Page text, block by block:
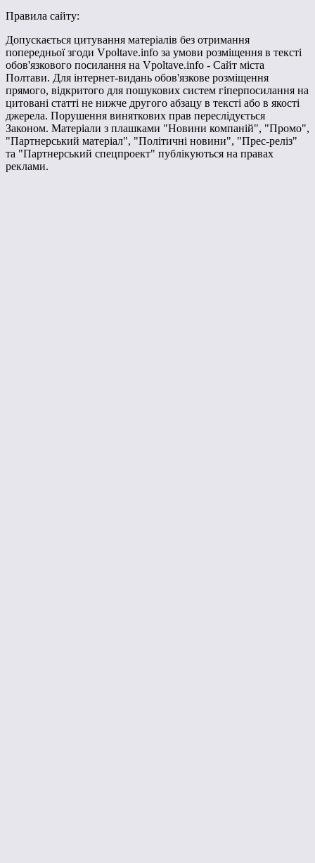
Правила сайту:
Допускається цитування матеріалів без отримання
попередньої згоди Vpoltave.info за умови розміщення в тексті
обов'язкового посилання на Vpoltave.info - Сайт міста
Полтави. Для інтернет-видань обов'язкове розміщення
прямого, відкритого для пошукових систем гіперпосилання на
цитовані статті не нижче другого абзацу в тексті або в якості
джерела. Порушення виняткових прав переслідується
Законом. Матеріали з плашками "Новини компаній", "Промо",
"Партнерський матеріал", "Політичні новини", "Прес-реліз"
та "Партнерський спецпроект" публікуються на правах
реклами.